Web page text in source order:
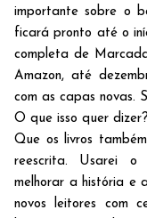
importante sobre o
ficará pronto até o
completa de
Amazon, até
com as capas novas.
O que isso quer dizer?
Que os livros
reescrita. Usarei o
melhorar a história e
novos leitores com